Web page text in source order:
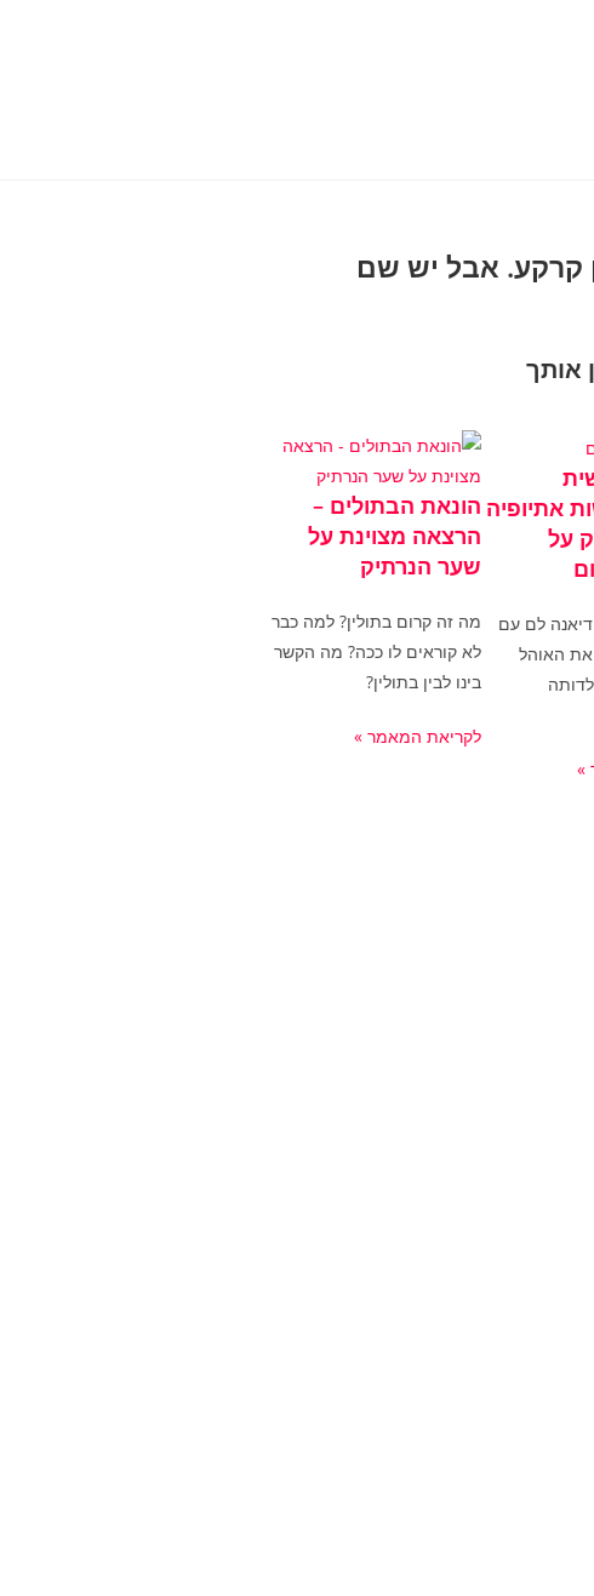
קרקע. אבל יש שם
אותך
אתיופיה
על
לם עם
את האוהל
»
הונאת הבתולים –
הרצאה מצוינת על
שער הנרתיק
מה זה קרום בתולין? למה כבר
לא קוראים לו ככה? מה הקשר
בינו לבין בתולין?
לקריאת המאמר »